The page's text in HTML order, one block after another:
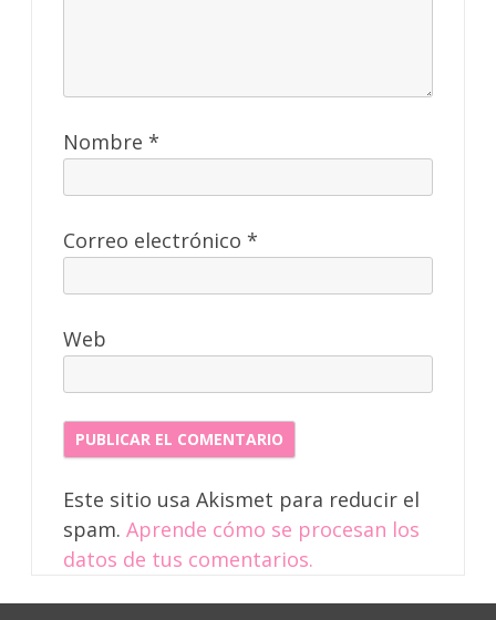
Nombre *
Correo electrónico *
Web
Este sitio usa Akismet para reducir el
spam. Aprende cómo se procesan los
datos de tus comentarios.